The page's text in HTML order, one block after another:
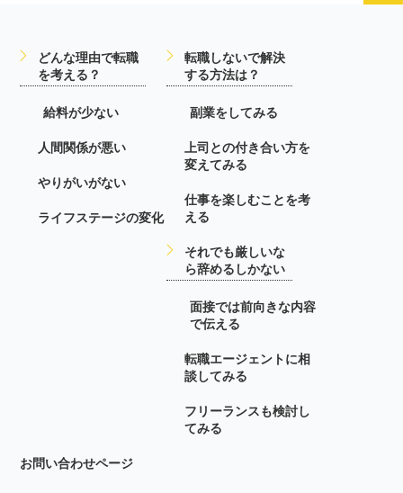
どんな理由で転職
を考える？
給料が少ない
人間関係が悪い
やりがいがない
ライフステージの変化
転職しないで解決
する方法は？
副業をしてみる
上司との付き合い方を
変えてみる
仕事を楽しむことを考
える
それでも厳しいな
ら辞めるしかない
面接では前向きな内容
で伝える
転職エージェントに相
談してみる
フリーランスも検討し
てみる
お問い合わせページ